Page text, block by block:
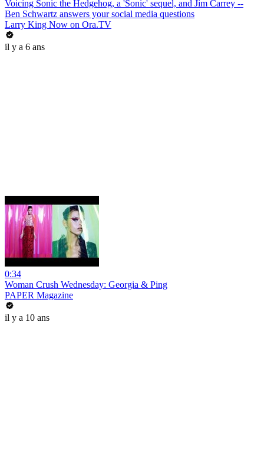
Voicing Sonic the Hedgehog, a 'Sonic' sequel, and Jim Carrey --
Ben Schwartz answers your social media questions
Larry King Now on Ora.TV
il y a 6 ans
0:34
Woman Crush Wednesday: Georgia & Ping
PAPER Magazine
il y a 10 ans